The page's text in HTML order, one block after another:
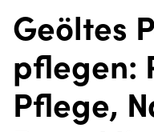
Geöltes
pflegen:
Pflege,